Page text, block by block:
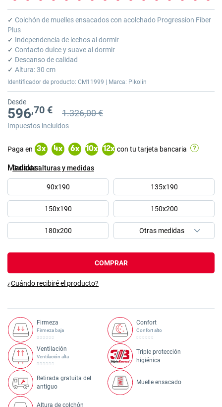
Saltar
al
comienzo
de
la
galería
de
imágenes
✓ Colchón de muelles ensacados con acolchado Progression Fiber
Plus
✓ Independencia de lechos al dormir
✓ Contacto dulce y suave al dormir
✓ Descanso de calidad
✓ Altura: 30 cm
Identificador de producto: CM11999 | Marca: Pikolin
Desde
596,70 € Precio anterior
Precio anterior 1.326,00 €
1.326,00 €
Impuestos incluidos
Paga en 3x 4x 6x 10x 12x con tu tarjeta bancaria
Guía de alturas y medidas
Medidas
90x190 135x190
150x190 150x200
180x200
COMPRAR
¿Cuándo recibiré el producto?
Firmeza
Firmeza baja
Confort
Confort alto
Ventilación
Ventilación alta
Triple protección
higiénica
Retirada gratuita del
antiguo
Muelle ensacado
Altura de colchón